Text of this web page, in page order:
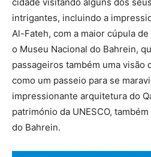
intrigantes, incluindo a
Al-Fateh, com a maior cúpula
o Museu Nacional do Bahrein,
passageiros também uma visão
como um passeio para se
impressionante arquitetura do
património da UNESCO,
do Bahrein.